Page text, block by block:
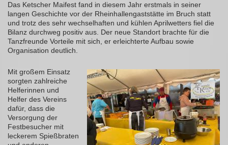
Das Ketscher Maifest fand in diesem Jahr erstmals in seiner
langen Geschichte vor der Rheinhallengaststätte im Bruch statt
und trotz des sehr wechselhaften und kühlen Aprilwetters fiel die
Bilanz durchweg positiv aus. Der neue Standort brachte für die
Tanzfreunde Vorteile mit sich, er erleichterte Aufbau sowie
Organisation deutlich.
Mit großem Einsatz
sorgten zahlreiche
Helferinnen und
Helfer des Vereins
dafür, dass die
Versorgung der
Festbesucher mit
leckerem Spießbraten